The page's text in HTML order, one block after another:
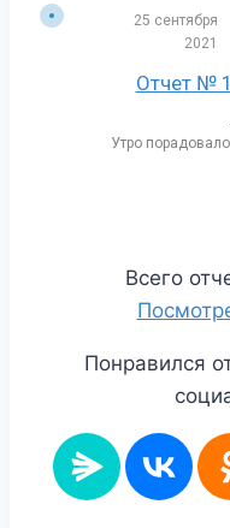
25 сентября
2021
Отчет №
Утро
Всего
Понравился